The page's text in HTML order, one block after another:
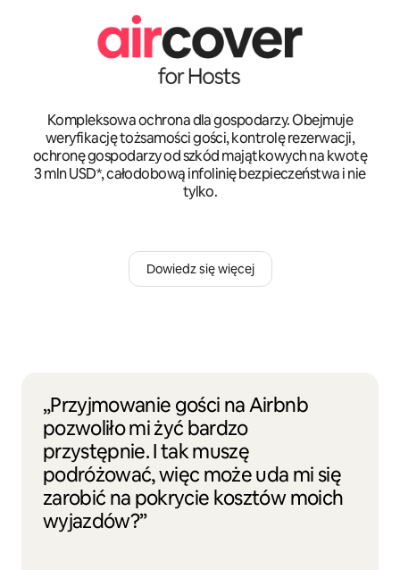
Kompleksowa ochrona dla gospodarzy. Obejmuje
weryfikację tożsamości gości, kontrolę rezerwacji,
ochronę gospodarzy od szkód majątkowych na kwotę
3 mln USD*, całodobową infolinię bezpieczeństwa i nie
tylko.
Dowiedz się więcej
„Przyjmowanie gości na Airbnb
pozwoliło mi żyć bardzo
przystępnie. I tak muszę
podróżować, więc może uda mi się
zarobić na pokrycie kosztów moich
wyjazdów?”